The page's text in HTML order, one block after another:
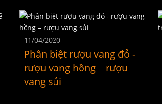
11/04/2020
Phân biệt rượu vang đỏ -
rượu vang hồng – rượu
vang sủi